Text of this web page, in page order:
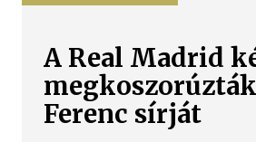
A Real Madrid
Ferenc sírját